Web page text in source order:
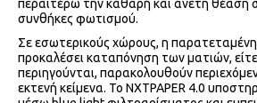
περαιτέρω την καθαρή και άνετη θέαση
συνθήκες φωτισμού.
Σε εσωτερικούς χώρους, η
προκαλέσει καταπόνηση των ματιών,
περιηγούνται, παρακολουθούν
εκτενή κείμενα. Το NXTPAPER 4.0